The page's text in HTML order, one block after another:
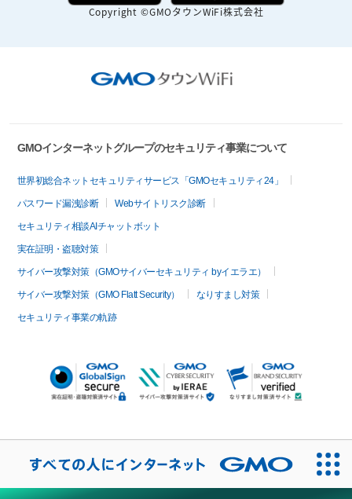
Copyright ©GMOタウンWiFi株式会社
GMOインターネットグループのセキュリティ事業について
世界初総合ネットセキュリティサービス「GMOセキュリティ24」
パスワード漏洩診断 Webサイトリスク診断
セキュリティ相談AIチャットボット
実在証明・盗聴対策
サイバー攻撃対策（GMOサイバーセキュリティ byイエラエ）
サイバー攻撃対策（GMO Flatt Security） なりすまし対策
セキュリティ事業の軌跡